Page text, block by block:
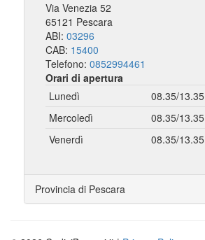
Via Venezia 52
65121 Pescara
ABI: 03296
CAB: 15400
Telefono: 0852994461
Orari di apertura
Lunedì
08.35/13.35
Mercoledì
08.35/13.35
Venerdì
08.35/13.35
Provincia di Pescara